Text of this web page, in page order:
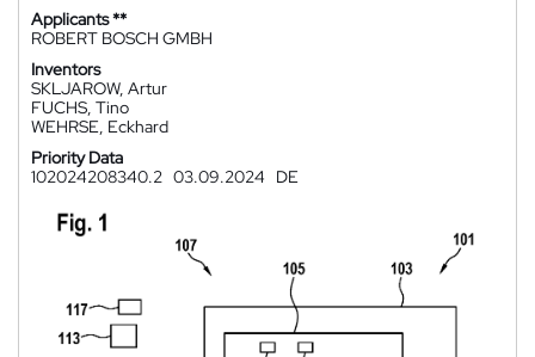
Applicants **
ROBERT BOSCH GMBH
Inventors
SKLJAROW, Artur
FUCHS, Tino
WEHRSE, Eckhard
Priority Data
102024208340.2 03.09.2024 DE